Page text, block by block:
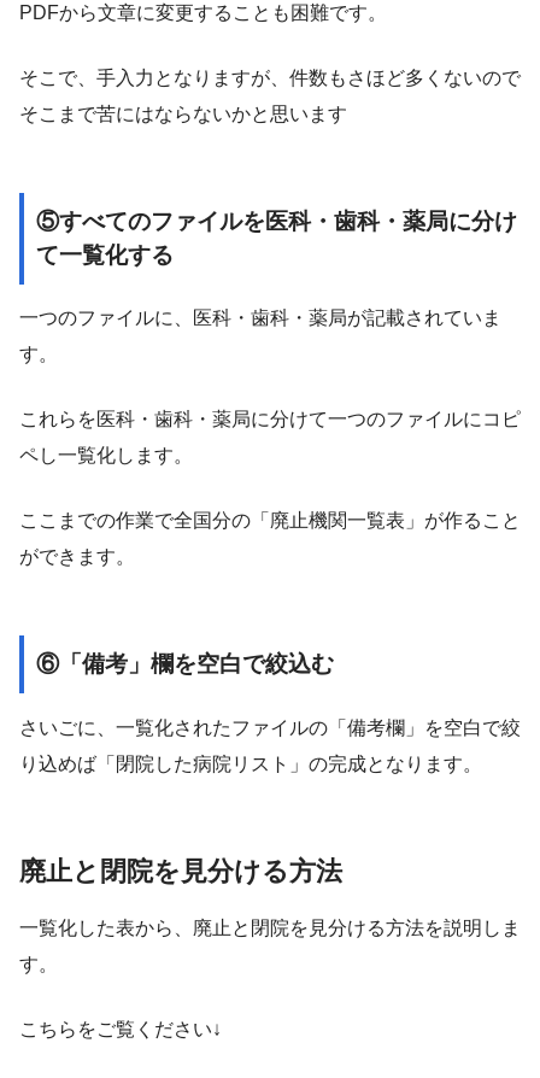
PDFから文章に変更することも困難です。
そこで、手入力となりますが、件数もさほど多くないので
そこまで苦にはならないかと思います
⑤すべてのファイルを医科・歯科・薬局に分け
て一覧化する
一つのファイルに、医科・歯科・薬局が記載されていま
す。
これらを医科・歯科・薬局に分けて一つのファイルにコピ
ペし一覧化します。
ここまでの作業で全国分の「廃止機関一覧表」が作ること
ができます。
⑥「備考」欄を空白で絞込む
さいごに、一覧化されたファイルの「備考欄」を空白で絞
り込めば「閉院した病院リスト」の完成となります。
廃止と閉院を見分ける方法
一覧化した表から、廃止と閉院を見分ける方法を説明しま
す。
こちらをご覧ください↓